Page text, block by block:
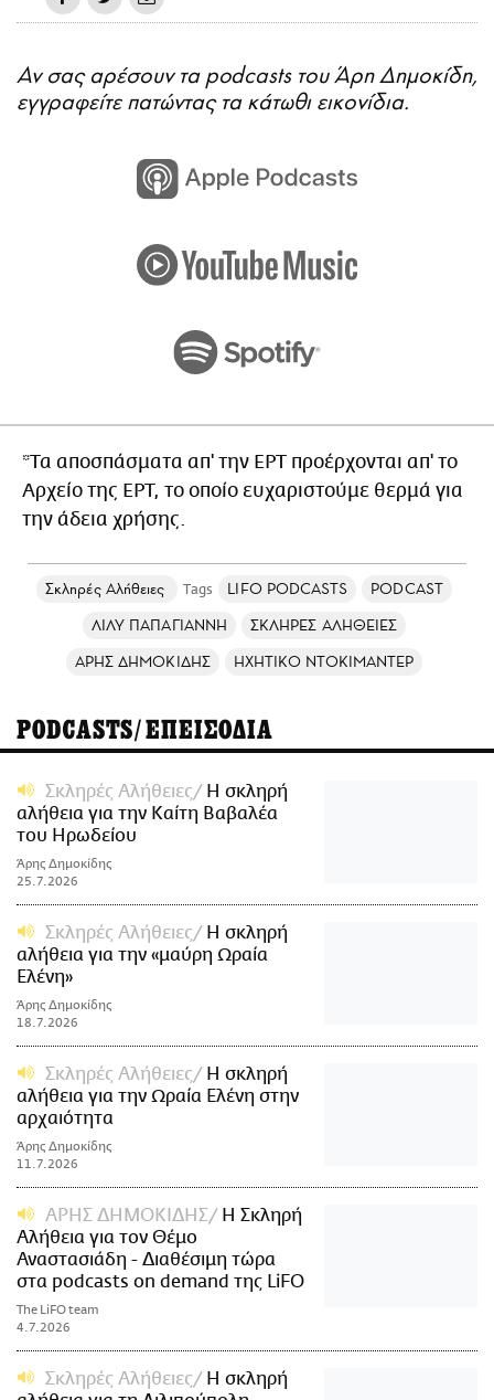
Αν σας αρέσουν τα podcasts του Άρη Δημοκίδη,
εγγραφείτε πατώντας τα κάτωθι εικονίδια.
*Τα αποσπάσματα απ' την ΕΡΤ προέρχονται απ' το
Αρχείο της ΕΡΤ, το οποίο ευχαριστούμε θερμά για
την άδεια χρήσης.
Σκληρές Αλήθειες LIFO PODCASTS
PODCAST
ΛΙΛΥ ΠΑΠΑΓΙΑΝΝΗ
ΣΚΛΗΡΕΣ ΑΛΗΘΕΙΕΣ
ΑΡΗΣ ΔΗΜΟΚΙΔΗΣ
ΗΧΗΤΙΚΟ ΝΤΟΚΙΜΑΝΤΕΡ
PODCASTS/ΕΠΕΙΣΟΔΙΑ
Σκληρές Αλήθειες
Η σκληρή
αλήθεια για την Καίτη Βαβαλέα
του Ηρωδείου
Άρης Δημοκίδης
25.7.2026
Σκληρές Αλήθειες
Η σκληρή
αλήθεια για την «μαύρη Ωραία
Ελένη»
Άρης Δημοκίδης
18.7.2026
Σκληρές Αλήθειες
Η σκληρή
αλήθεια για την Ωραία Ελένη στην
αρχαιότητα
Άρης Δημοκίδης
11.7.2026
ΑΡΗΣ ΔΗΜΟΚΙΔΗΣ
Η Σκληρή
Αλήθεια για τον Θέμο
Αναστασιάδη - Διαθέσιμη τώρα
στα podcasts on demand της LiFO
The LiFO team
4.7.2026
Σκληρές Αλήθειες
Η σκληρή